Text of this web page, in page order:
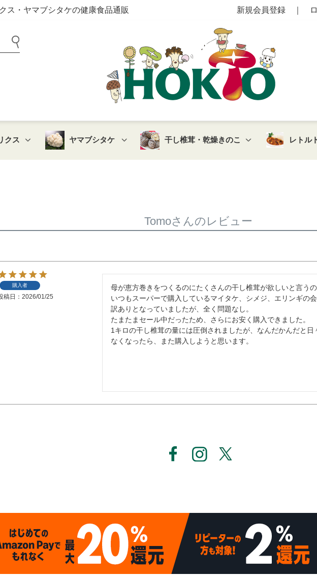
・ヤマブシタケの健康食品通販 新規会員登録
クス ヤマブシタケ 干し椎茸・乾燥きのこ レトル
Tomoさんのレビュー
購入者
稿日 2026/01/25
母が恵方巻きをつくるのにたくさんの干し椎茸が欲しいと言う
いつもスーパーで購入しているマイタケ、シメジ、エリンギの
訳ありとなっていましたが、全く問題なし。
たまたまセール中だったため、さらにお安く購入できました。
1キロの干し椎茸の量には圧倒されましたが、なんだかんだと日